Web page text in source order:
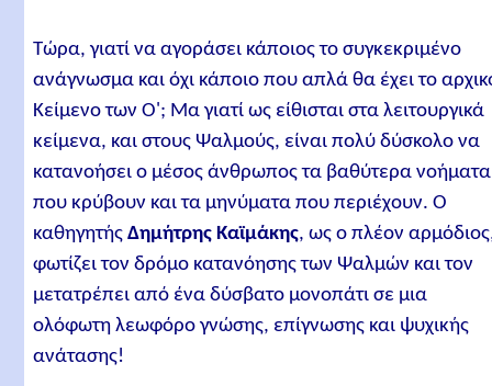
Τώρα, γιατί να αγοράσει κάποιος το συγκεκριμένο
ανάγνωσμα και όχι κάποιο που απλά θα έχει το
Κείμενο των Ο'; Μα γιατί ως είθισται στα λειτουργικά
κείμενα, και στους Ψαλμούς, είναι πολύ δύσκολο να
κατανοήσει ο μέσος άνθρωπος τα βαθύτερα νοήματα
που κρύβουν και τα μηνύματα που περιέχουν. Ο
καθηγητής Δημήτρης Καϊμάκης, ως ο πλέον
φωτίζει τον δρόμο κατανόησης των Ψαλμών και τον
μετατρέπει από ένα δύσβατο μονοπάτι σε μια
ολόφωτη λεωφόρο γνώσης, επίγνωσης και ψυχικής
ανάτασης!